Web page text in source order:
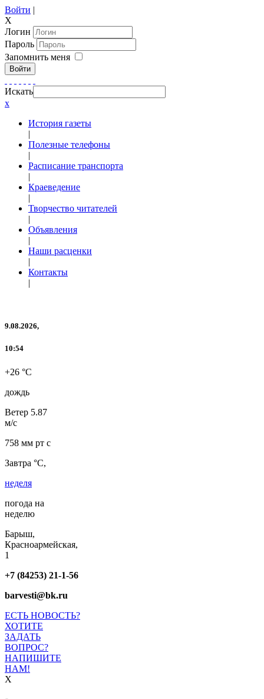
Войти |
X
Логин
Пароль
Запомнить меня
Войти
Искать
x
История газеты
|
Полезные телефоны
|
Расписание транспорта
|
Краеведение
|
Творчество читателей
|
Объявления
|
Наши расценки
|
Контакты
|
9.08.2026,
10:54
+26 °C
дождь
Ветер 5.87
м/с
758 мм рт с
Завтра °C,
неделя
погода на
неделю
Барыш,
Красноармейская,
1
+7 (84253) 21-1-56
barvesti@bk.ru
ЕСТЬ НОВОСТЬ?
ХОТИТЕ
ЗАДАТЬ
ВОПРОС?
НАПИШИТЕ
НАМ!
X